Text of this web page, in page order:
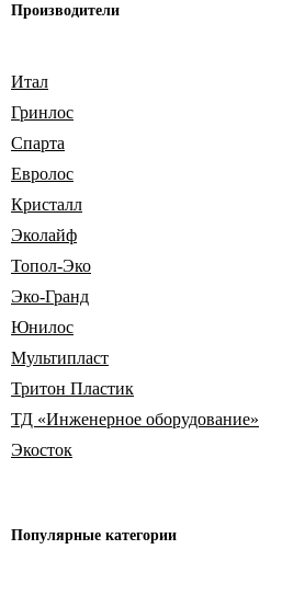
Производители
Итал
Гринлос
Спарта
Евролос
Кристалл
Эколайф
Топол-Эко
Эко-Гранд
Юнилос
Мультипласт
Тритон Пластик
ТД «Инженерное оборудование»
Экосток
Популярные категории